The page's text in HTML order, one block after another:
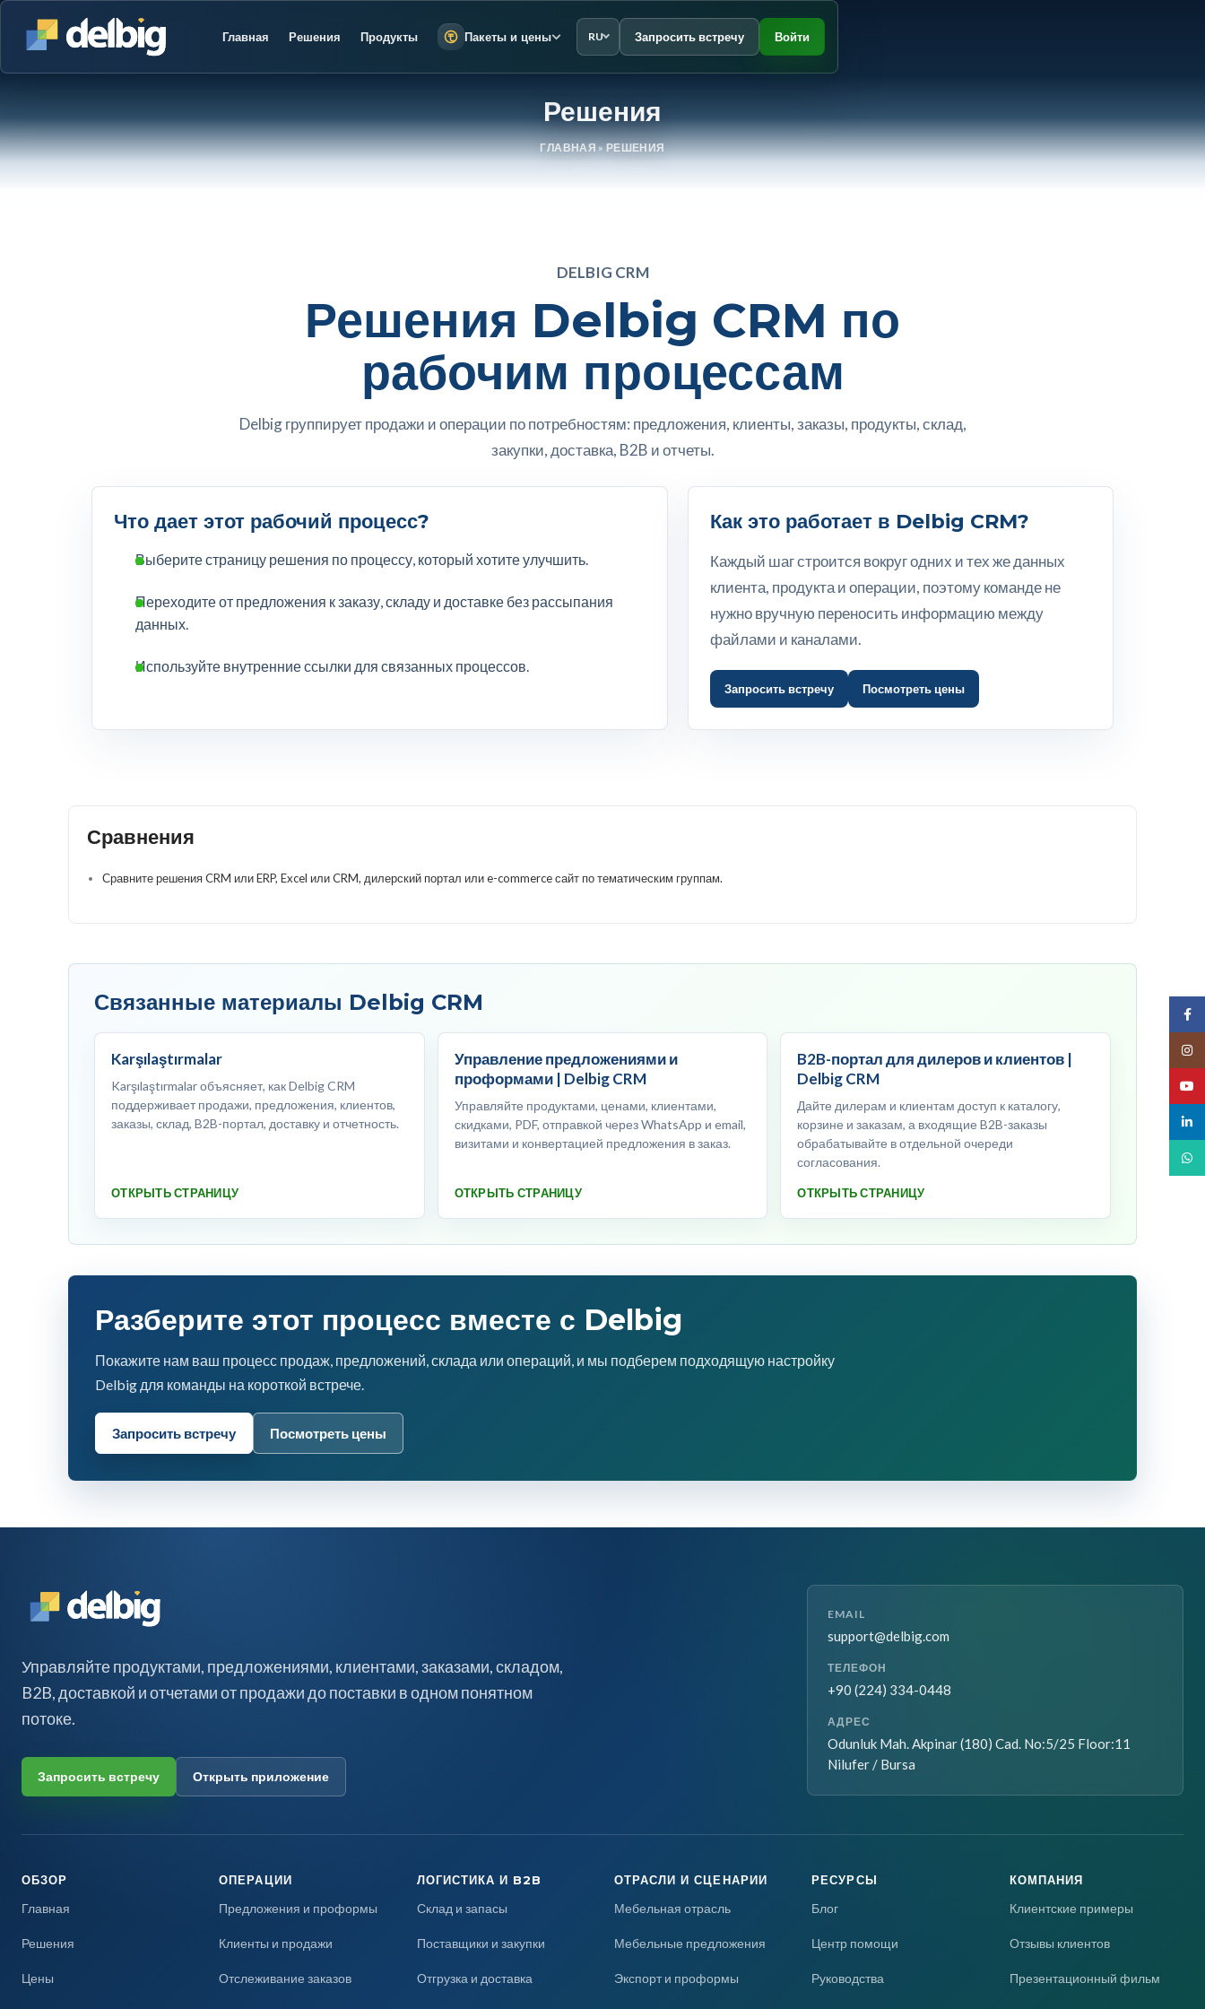
Главная Решения Продукты Пакеты и цены RU Запросить встречу Войти
Решения
ГЛАВНАЯ»РЕШЕНИЯ
DELBIG CRM
Решения Delbig CRM по
рабочим процессам
Delbig группирует продажи и операции по потребностям: предложения, клиенты, заказы, продукты, склад,
закупки, доставка, B2B и отчеты.
Что дает этот рабочий процесс?
Выберите страницу решения по процессу, который хотите улучшить.
Переходите от предложения к заказу, складу и доставке без рассыпания
данных.
Используйте внутренние ссылки для связанных процессов.
Как это работает в Delbig CRM?
Каждый шаг строится вокруг одних и тех же данных
клиента, продукта и операции, поэтому команде не
нужно вручную переносить информацию между
файлами и каналами.
Запросить встречу Посмотреть цены
Сравнения
Сравните решения CRM или ERP, Excel или CRM, дилерский портал или e-commerce сайт по тематическим группам.
Связанные материалы Delbig CRM
Karşılaştırmalar
Karşılaştırmalar объясняет, как Delbig CRM
поддерживает продажи, предложения, клиентов,
заказы, склад, B2B-портал, доставку и отчетность.
ОТКРЫТЬ СТРАНИЦУ
Управление предложениями и
проформами | Delbig CRM
Управляйте продуктами, ценами, клиентами,
скидками, PDF, отправкой через WhatsApp и email,
визитами и конвертацией предложения в заказ.
ОТКРЫТЬ СТРАНИЦУ
B2B-портал для дилеров и клиентов |
Delbig CRM
Дайте дилерам и клиентам доступ к каталогу,
корзине и заказам, а входящие B2B-заказы
обрабатывайте в отдельной очереди
согласования.
ОТКРЫТЬ СТРАНИЦУ
Разберите этот процесс вместе с Delbig
Покажите нам ваш процесс продаж, предложений, склада или операций, и мы подберем подходящую настройку
Delbig для команды на короткой встрече.
Запросить встречу Посмотреть цены
Управляйте продуктами, предложениями, клиентами, заказами, складом,
B2B, доставкой и отчетами от продажи до поставки в одном понятном
потоке.
Запросить встречу Открыть приложение
EMAIL
support@delbig.com
ТЕЛЕФОН
+90 (224) 334-0448
АДРЕС
Odunluk Mah. Akpinar (180) Cad. No:5/25 Floor:11
Nilufer / Bursa
ОБЗОР
Главная
Решения
Цены
ОПЕРАЦИИ
Предложения и проформы
Клиенты и продажи
Отслеживание заказов
ЛОГИСТИКА И B2B
Склад и запасы
Поставщики и закупки
Отгрузка и доставка
ОТРАСЛИ И СЦЕНАРИИ
Мебельная отрасль
Мебельные предложения
Экспорт и проформы
РЕСУРСЫ
Блог
Центр помощи
Руководства
КОМПАНИЯ
Клиентские примеры
Отзывы клиентов
Презентационный фильм